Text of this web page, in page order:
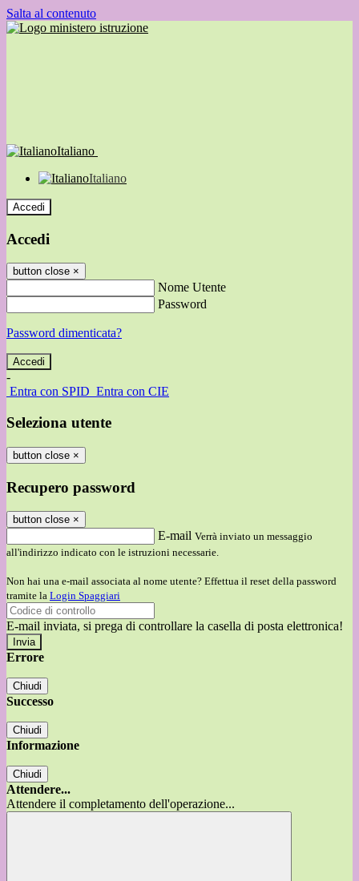
Salta al contenuto
Italiano
Italiano
Accedi
Accedi
button close ×
Nome Utente
Password
Password dimenticata?
-
Entra con SPID Entra con CIE
Seleziona utente
button close ×
Recupero password
button close ×
E-mail Verrà inviato un messaggio
all'indirizzo indicato con le istruzioni necessarie.
Non hai una e-mail associata al nome utente? Effettua il reset della password
tramite la Login Spaggiari
E-mail inviata, si prega di controllare la casella di posta elettronica!
Errore
Chiudi
Successo
Chiudi
Informazione
Chiudi
Attendere...
Attendere il completamento dell'operazione...